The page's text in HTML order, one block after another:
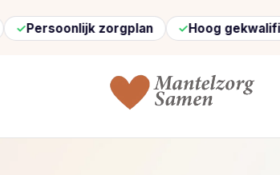
zorgplan Hoog gekwalificeerde